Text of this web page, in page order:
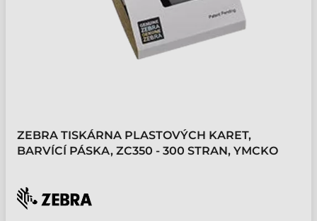
ZEBRA TISKÁRNA PLASTOVÝCH KARET,
BARVÍCÍ PÁSKA, ZC350 - 300 STRAN, YMCKO